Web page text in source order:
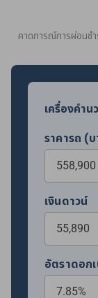
คาดการณ์การผ่อนช
เครื่องคำ
ราคารถ (
เงินดาวน์
อัตราดอก